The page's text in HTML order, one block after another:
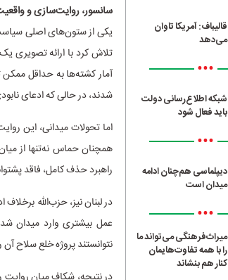
قالیباف: آمریکا تاوان
می‌دهد
•••
شبکه اطلاع‌رسانی دولت
باید فعال شود
•••
دیپلماسی هم‌چنان ادامه
میدان است
•••
میراث‌فرهنگی می‌تواند ما
را با همه تفاوت‌هایمان
کنار هم بنشاند
سانسور، روایت‌سازی و
یکی از ستون‌های اصلی سیاست
تلاش کرد با ارائه تصویری
آمار کشته‌ها به حداقل ممکن
شدند، در حالی که ادعای
اما تحولات میدانی، این
همچنان حماس نه‌تنها از
راهبرد حذف کامل، فاقد
در لبنان نیز، حزب‌الله
عمل بیشتری وارد میدان
نتوانستند پروژه خلع سلاح آن